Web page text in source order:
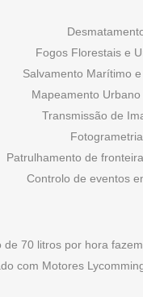
Fogos Florestais e
Salvamento Marítimo
Mapeamento
Transmissão de
Fotogrametria
Patrulhamento de
Controlo de eventos
70 litros por hora
com Motores